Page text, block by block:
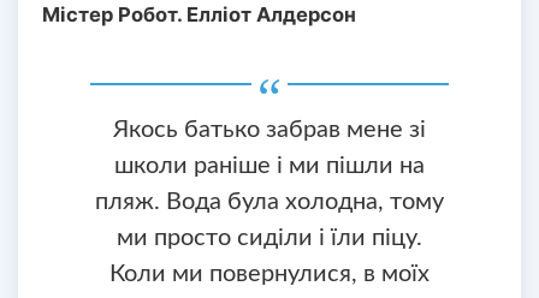
Містер Робот. Елліот Алдерсон
Якось батько забрав мене зі
школи раніше і ми пішли на
пляж. Вода була холодна, тому
ми просто сиділи і їли піцу.
Коли ми повернулися, в моїх